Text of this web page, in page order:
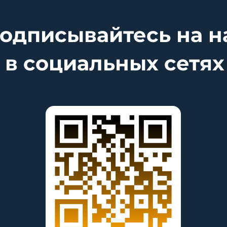
на
в социальных сетях